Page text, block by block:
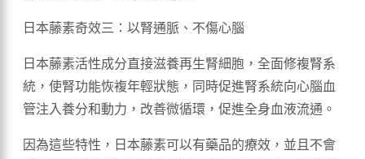
日本藤素奇效三：以腎通脈、不傷心腦
日本藤素活性成分直接滋養再生腎細胞，全面修複腎系
統，使腎功能恢複年輕狀態，同時促進腎系統向心腦血
管注入養分和動力，改善微循環，促進全身血液流通。
因為這些特性，日本藤素可以有藥品的療效，並且不會